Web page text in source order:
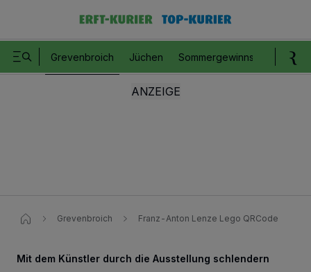
Grevenbroich Jüchen Sommergewinnspiel
Grevenbroich Franz-Anton Lenze Lego QRCode
Mit dem Künstler durch die Ausstellung schlendern